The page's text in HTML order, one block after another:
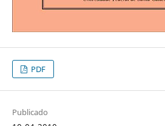
PDF
Publicado